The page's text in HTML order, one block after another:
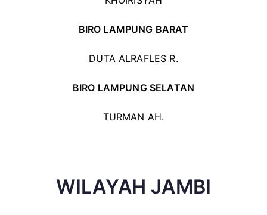
BIRO LAMPUNG BARAT
DUTA ALRAFLES R.
BIRO LAMPUNG SELATAN
TURMAN AH.
WILAYAH JAMBI